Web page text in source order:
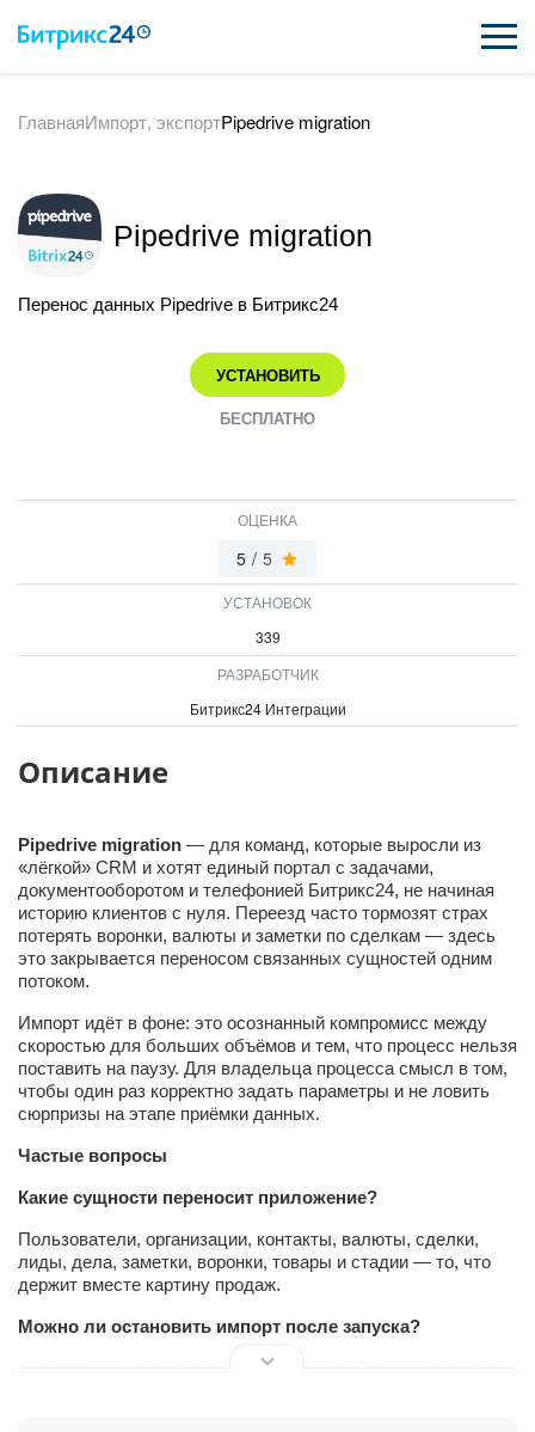
ВОЗМОЖНОСТИ
ИНТЕГРАЦИИ
ВХОД
ВХОД
ГлавнаяИмпорт, экспортPipedrive migration
Pipedrive migration
Перенос данных Pipedrive в Битрикс24
УСТАНОВИТЬ
БЕСПЛАТНО
ОЦЕНКА
5 / 5
УСТАНОВОК
339
РАЗРАБОТЧИК
Битрикс24 Интеграции
Описание
Pipedrive migration — для команд, которые выросли из
«лёгкой» CRM и хотят единый портал с задачами,
документооборотом и телефонией Битрикс24, не начиная
историю клиентов с нуля. Переезд часто тормозят страх
потерять воронки, валюты и заметки по сделкам — здесь
это закрывается переносом связанных сущностей одним
потоком.
Импорт идёт в фоне: это осознанный компромисс между
скоростью для больших объёмов и тем, что процесс нельзя
поставить на паузу. Для владельца процесса смысл в том,
чтобы один раз корректно задать параметры и не ловить
сюрпризы на этапе приёмки данных.
Частые вопросы
Какие сущности переносит приложение?
Пользователи, организации, контакты, валюты, сделки,
лиды, дела, заметки, воронки, товары и стадии — то, что
держит вместе картину продаж.
Можно ли остановить импорт после запуска?
Нет: процесс доводится до завершения. Это снижает риск